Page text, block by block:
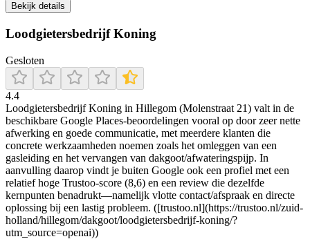
Bekijk details
Loodgietersbedrijf Koning
Gesloten
4.4
Loodgietersbedrijf Koning in Hillegom (Molenstraat 21) valt in de
beschikbare Google Places-beoordelingen vooral op door zeer nette
afwerking en goede communicatie, met meerdere klanten die
concrete werkzaamheden noemen zoals het omleggen van een
gasleiding en het vervangen van dakgoot/afwateringspijp. In
aanvulling daarop vindt je buiten Google ook een profiel met een
relatief hoge Trustoo-score (8,6) en een review die dezelfde
kernpunten benadrukt—namelijk vlotte contact/afspraak en directe
oplossing bij een lastig probleem. ([trustoo.nl](https://trustoo.nl/zuid-
holland/hillegom/dakgoot/loodgietersbedrijf-koning/?
utm_source=openai))